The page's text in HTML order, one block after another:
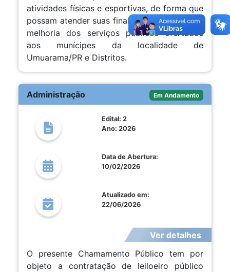
atividades físicas e esportivas, de forma que
possam atender suas finalidades e visando a
melhoria dos serviços públicos ofertados
aos munícipes da localidade de
Umuarama/PR e Distritos.
Administração Em Andamento
Edital: 2
Ano: 2026
Data de Abertura:
10/02/2026
Atualizado em:
22/06/2026
Ver detalhes
O presente Chamamento Público tem por
objeto a contratação de leiloeiro público